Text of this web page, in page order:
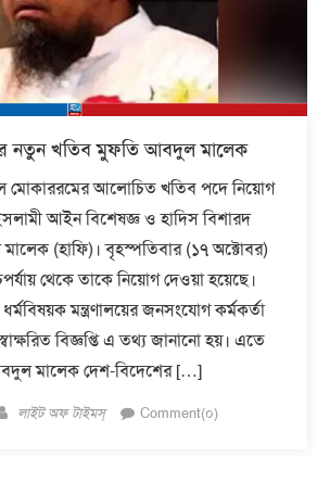
নতুন খতিব মুফতি আবদুল মালেক
মোকাররমের আলোচিত খতিব পদে নিয়োগ
আইন বিশেষজ্ঞ ও হাদিস বিশারদ
(হাফি)। বৃহস্পতিবার (১৭ অক্টোবর)
থেকে তাকে নিয়োগ দেওয়া হয়েছে।
মন্ত্রণালয়ের জনসংযোগ কর্মকর্তা
বিজ্ঞপ্তি এ তথ্য জানানো হয়। এতে
মালেক দেশ-বিদেশের […]
Author
লাইট অফ টাইমস্ Comment(০)